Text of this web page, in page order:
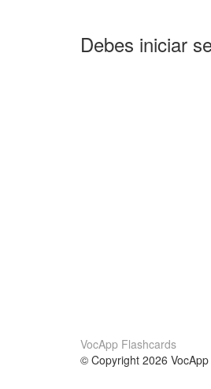
Debes iniciar
VocApp Flashcards
© Copyright 2026 VocApp